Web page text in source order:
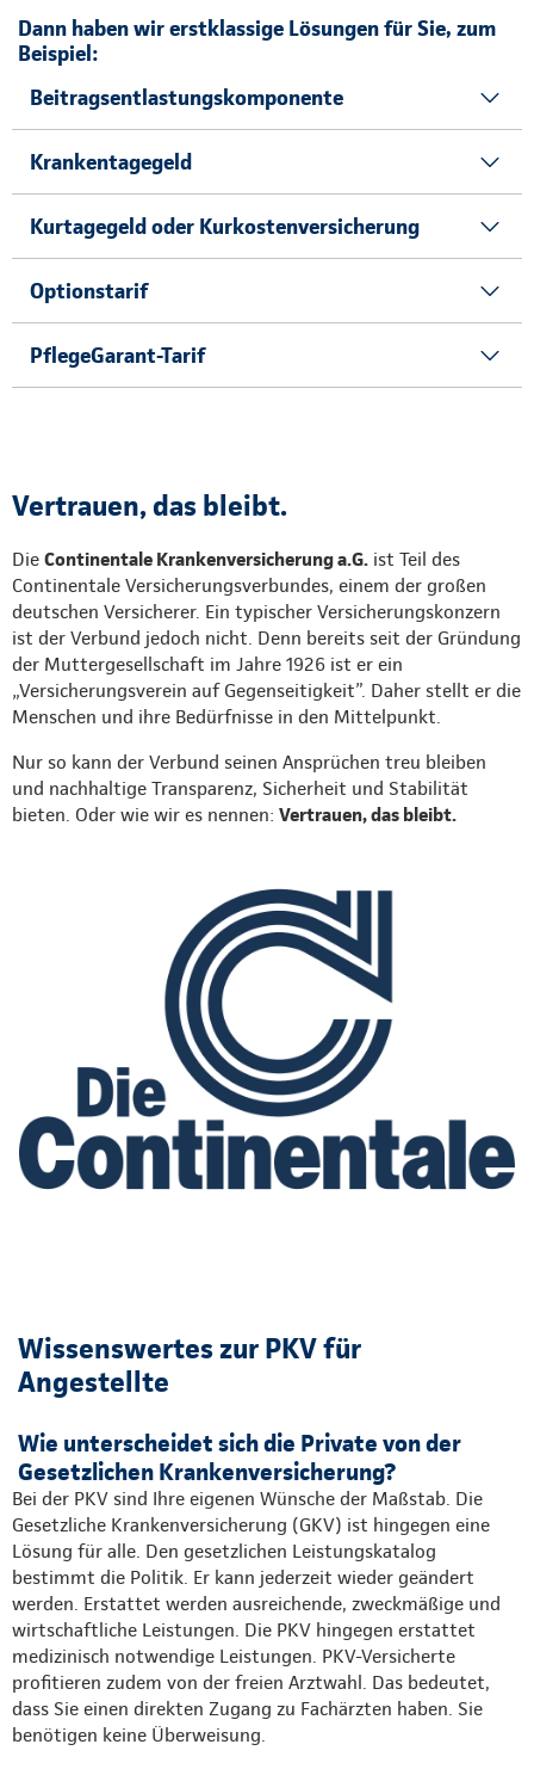
Dann haben wir erstklassige Lösungen für Sie, zum
Beispiel:
Beitragsentlastungskomponente
Krankentagegeld
Kurtagegeld oder Kurkostenversicherung
Optionstarif
PflegeGarant-Tarif
Vertrauen, das bleibt.
Die Continentale Krankenversicherung a.G. ist Teil des
Continentale Versicherungsverbundes, einem der großen
deutschen Versicherer. Ein typischer Versicherungskonzern
ist der Verbund jedoch nicht. Denn bereits seit der Gründung
der Muttergesellschaft im Jahre 1926 ist er ein
„Versicherungsverein auf Gegenseitigkeit”. Daher stellt er die
Menschen und ihre Bedürfnisse in den Mittelpunkt.
Nur so kann der Verbund seinen Ansprüchen treu bleiben
und nachhaltige Transparenz, Sicherheit und Stabilität
bieten. Oder wie wir es nennen: Vertrauen, das bleibt.
Wissenswertes zur PKV für
Angestellte
Wie unterscheidet sich die Private von der
Gesetzlichen Krankenversicherung?
Bei der PKV sind Ihre eigenen Wünsche der Maßstab. Die
Gesetzliche Krankenversicherung (GKV) ist hingegen eine
Lösung für alle. Den gesetzlichen Leistungskatalog
bestimmt die Politik. Er kann jederzeit wieder geändert
werden. Erstattet werden ausreichende, zweckmäßige und
wirtschaftliche Leistungen. Die PKV hingegen erstattet
medizinisch notwendige Leistungen. PKV-Versicherte
profitieren zudem von der freien Arztwahl. Das bedeutet,
dass Sie einen direkten Zugang zu Fachärzten haben. Sie
benötigen keine Überweisung.